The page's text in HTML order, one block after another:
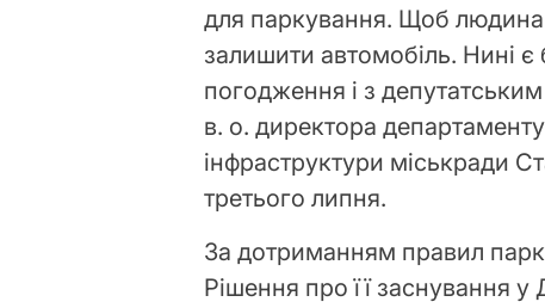
для паркування. Щоб людина
залишити автомобіль. Нині
погодження і з
в. о. директора
інфраструктури міськради
третього липня.
За дотриманням правил
Рішення про її заснування у